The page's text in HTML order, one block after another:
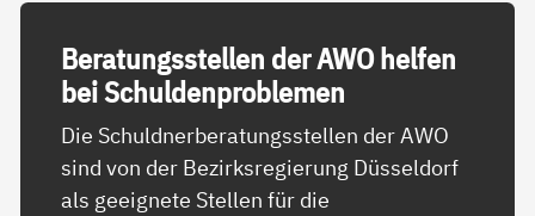
Be­ra­tungs­s­tel­len der AWO hel­fen
bei Schul­den­pro­b­le­men
Die Schuldnerberatungsstellen der AWO
sind von der Bezirksregierung Düsseldorf
als geeignete Stellen für die